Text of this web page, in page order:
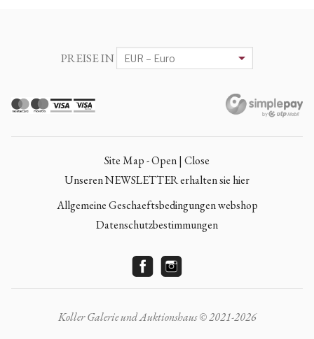
PREISE IN
Site Map - Open | Close
Unseren NEWSLETTER erhalten sie hier
Allgemeine Geschaeftsbedingungen webshop
Datenschutzbestimmungen
Koller Galerie und Auktionshaus © 2021-2026